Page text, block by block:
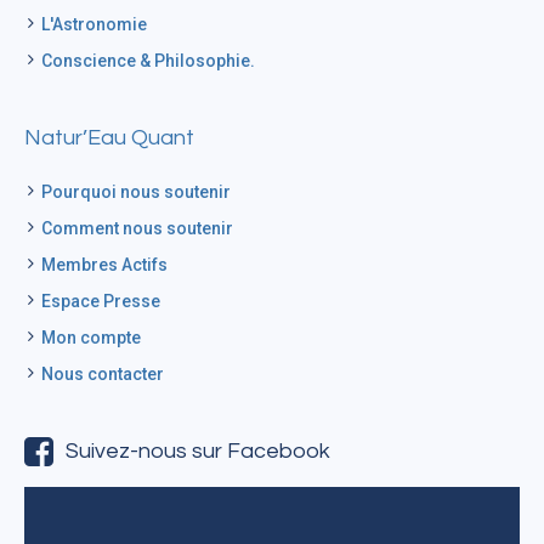
L'Astronomie
Conscience & Philosophie.
Natur’Eau Quant
Pourquoi nous soutenir
Comment nous soutenir
Membres Actifs
Espace Presse
Mon compte
Nous contacter
Suivez-nous sur Facebook